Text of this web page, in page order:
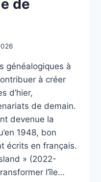
de
généalogiques à
à créer
d’hier,
de demain.
devenue la
1948, bon
écrits en français.
» (2022-
l’île…